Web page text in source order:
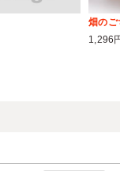
畑のご
1,296